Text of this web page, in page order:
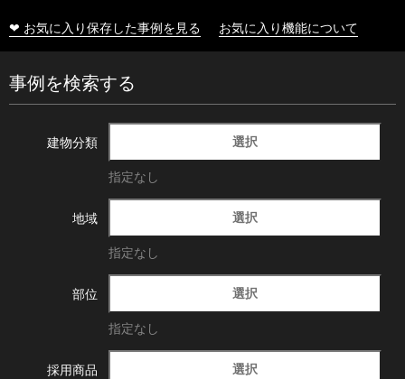
❤ お気に入り保存した事例を見る お気に入り機能について
事例を検索する
建物分類 選択
指定なし
地域 選択
指定なし
部位 選択
指定なし
採用商品 選択